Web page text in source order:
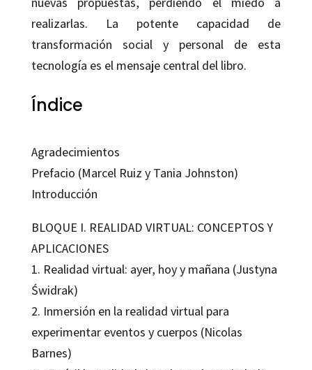
realizarlas. La potente capacidad de
transformación social y personal de esta
tecnología es el mensaje central del libro.
Índice
Agradecimientos
Prefacio (Marcel Ruiz y Tania Johnston)
Introducción
BLOQUE I. REALIDAD VIRTUAL: CONCEPTOS Y
APLICACIONES
1. Realidad virtual: ayer, hoy y mañana (Justyna
Świdrak)
2. Inmersión en la realidad virtual para
experimentar eventos y cuerpos (Nicolas
Barnes)